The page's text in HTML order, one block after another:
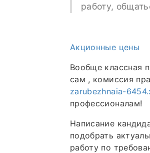
работу,
Акционные цены
Вообще классная
сам , комиссия
zarubezhnaia-
профессионалам!
Написание
подобрать
работу по